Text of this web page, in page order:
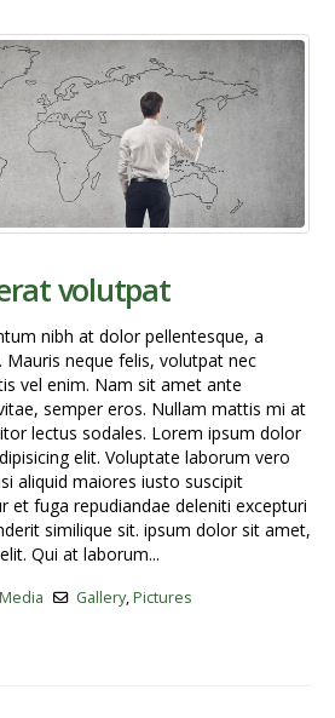
volutpat
nibh at dolor pellentesque, a
neque felis, volutpat nec
vel enim. Nam sit amet ante
semper eros. Nullam mattis mi at
lectus sodales. Lorem ipsum dolor
elit. Voluptate laborum vero
aliquid maiores iusto suscipit
et fuga repudiandae deleniti excepturi
similique sit. ipsum dolor sit amet,
Qui at laborum...
Media Gallery,Pictures